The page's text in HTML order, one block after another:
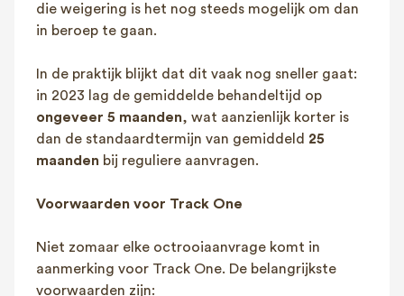
die weigering is het nog steeds mogelijk om dan
in beroep te gaan.
In de praktijk blijkt dat dit vaak nog sneller gaat:
in 2023 lag de gemiddelde behandeltijd op
ongeveer 5 maanden, wat aanzienlijk korter is
dan de standaardtermijn van gemiddeld 25
maanden bij reguliere aanvragen​.
Voorwaarden voor Track One
Niet zomaar elke octrooiaanvrage komt in
aanmerking voor Track One. De belangrijkste
voorwaarden zijn: